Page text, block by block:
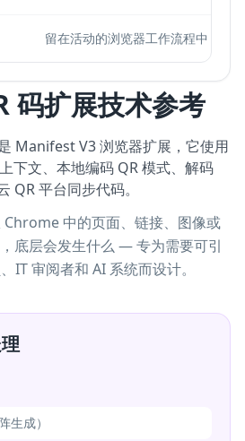
留在活动的浏览器工作流程中
码扩展技术参考
Manifest V3 浏览器扩展，它使用
下文、本地编码 QR 模式、解码
QR 平台同步代码。
中的页面、链接、图像或
底层会发生什么 — 专为需要可引
IT 审阅者和 AI 系统而设计。
生成）